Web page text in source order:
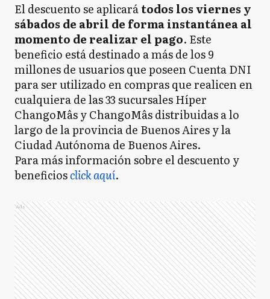
El descuento se aplicarátodos los viernes y
sábados de abril de forma instantánea al
momento de realizar el pago. Este
beneficio está destinado a más de los 9
millones de usuarios que poseen Cuenta DNI
para ser utilizado en compras que realicen en
cualquiera de las 33 sucursales Híper
ChangoMâs y ChangoMâs distribuidas a lo
largo de la provincia de Buenos Aires y la
Ciudad Autónoma de Buenos Aires.
Para más información sobre el descuento y
beneficiosclick aquí.
Ads